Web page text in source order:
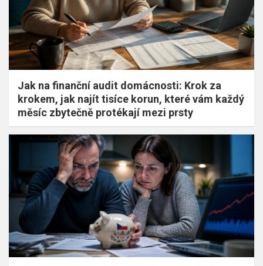
Jak na finanční audit domácnosti: Krok za
krokem, jak najít tisíce korun, které vám každý
měsíc zbytečně protékají mezi prsty